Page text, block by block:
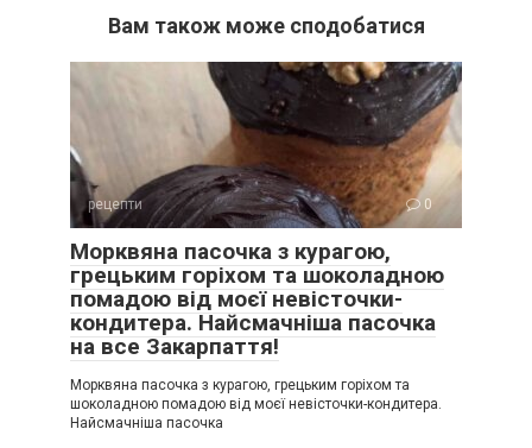
Вам також може сподобатися
рецепти 0
Морквяна пасочка з курагою,
грецьким горіхом та шоколадною
помадою від моєї невісточки-
кондитера. Найсмачніша пасочка
на все Закарпаття!
Морквяна пасочка з курагою, грецьким горіхом та
шоколадною помадою від моєї невісточки-кондитера.
Найсмачніша пасочка